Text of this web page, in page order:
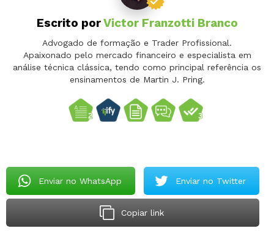
Escrito porVictor Franzotti Branco
Advogado de formação e Trader Profissional.
Apaixonado pelo mercado financeiro e especialista em
análise técnica clássica, tendo como principal referência os
ensinamentos de Martin J. Pring.
Enviar no WhatsApp Enviar no Twitter
Copiar link